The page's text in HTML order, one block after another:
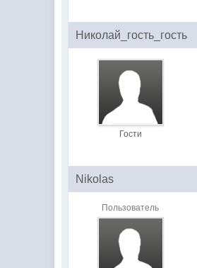
Николай_гость_гость
Гости
Nikolas
Пользователь